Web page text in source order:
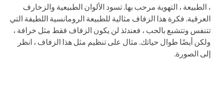
، الطبيعة ، التهوية مرحب بها. تسود الألوان الطبيعية والزخارف
العرقية. فكرة هذا الزفاف مثالية للطبيعة الرومانسية اللطيفة التي
تتنفس وتتشبع بالحب ، فعندئذ لن يكون الزفاف فقط مثل خرافة ،
ولكن أيضًا طوال حياتك. مثال على تنظيم مثل هذا الزفاف ، انظر
إلى الصورة.